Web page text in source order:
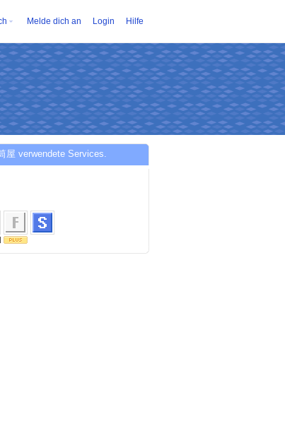
Melde dich an Login Hilfe
屋 verwendete Services.